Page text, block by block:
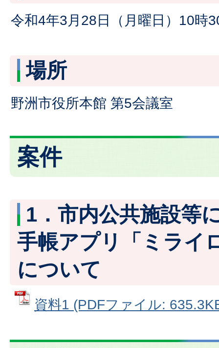
令和4年3月28日（月曜日）10時
場所
野洲市役所本館 第5会議室
案件
1．市内公共施設等
手帳アプリ「ミライ
について
資料1 (PDFファイル: